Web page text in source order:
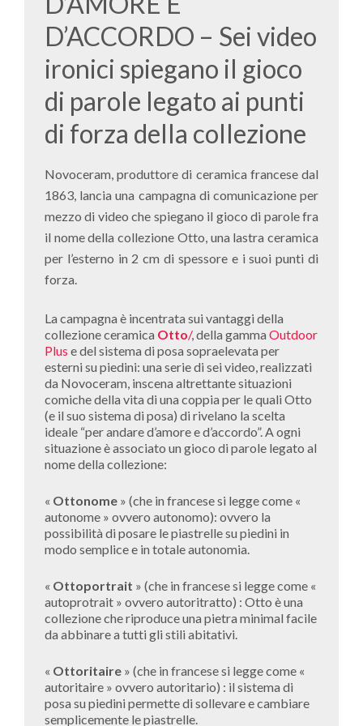
D’ACCORDO – Sei video
ironici spiegano il gioco
di parole legato ai punti
di forza della collezione
Novoceram, produttore di ceramica francese dal
1863, lancia una campagna di comunicazione per
mezzo di video che spiegano il gioco di parole fra
il nome della collezione Otto, una lastra ceramica
per l’esterno in 2 cm di spessore e i suoi punti di
forza.
La campagna è incentrata sui vantaggi della
collezione ceramica Otto/, della gamma Outdoor
Plus e del sistema di posa sopraelevata per
esterni su piedini: una serie di sei video, realizzati
da Novoceram, inscena altrettante situazioni
comiche della vita di una coppia per le quali Otto
(e il suo sistema di posa) di rivelano la scelta
ideale “per andare d’amore e d’accordo”. A ogni
situazione è associato un gioco di parole legato al
nome della collezione:
« Ottonome » (che in francese si legge come «
autonome » ovvero autonomo): ovvero la
possibilità di posare le piastrelle su piedini in
modo semplice e in totale autonomia.
« Ottoportrait » (che in francese si legge come «
autoprotrait » ovvero autoritratto) : Otto è una
collezione che riproduce una pietra minimal facile
da abbinare a tutti gli stili abitativi.
« Ottoritaire » (che in francese si legge come «
autoritaire » ovvero autoritario) : il sistema di
posa su piedini permette di sollevare e cambiare
semplicemente le piastrelle.